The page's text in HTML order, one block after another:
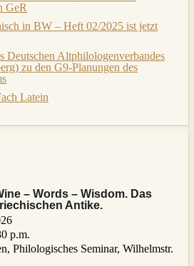
GeR
in BW – Heft 02/2025 ist jetzt
Deutschen Altphilologenverbandes
zu den G9-Planungen des
Latein
– Words – Wisdom. Das
Antike.
p.m.
Philologisches Seminar, Wilhelmstr.